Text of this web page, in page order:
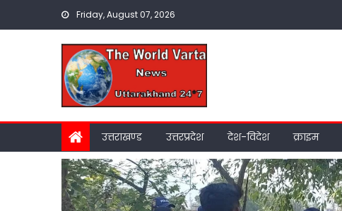
Friday, August 07, 2026
उत्तराखण्ड उत्तरप्रदेश देश-विदेश क्राइम